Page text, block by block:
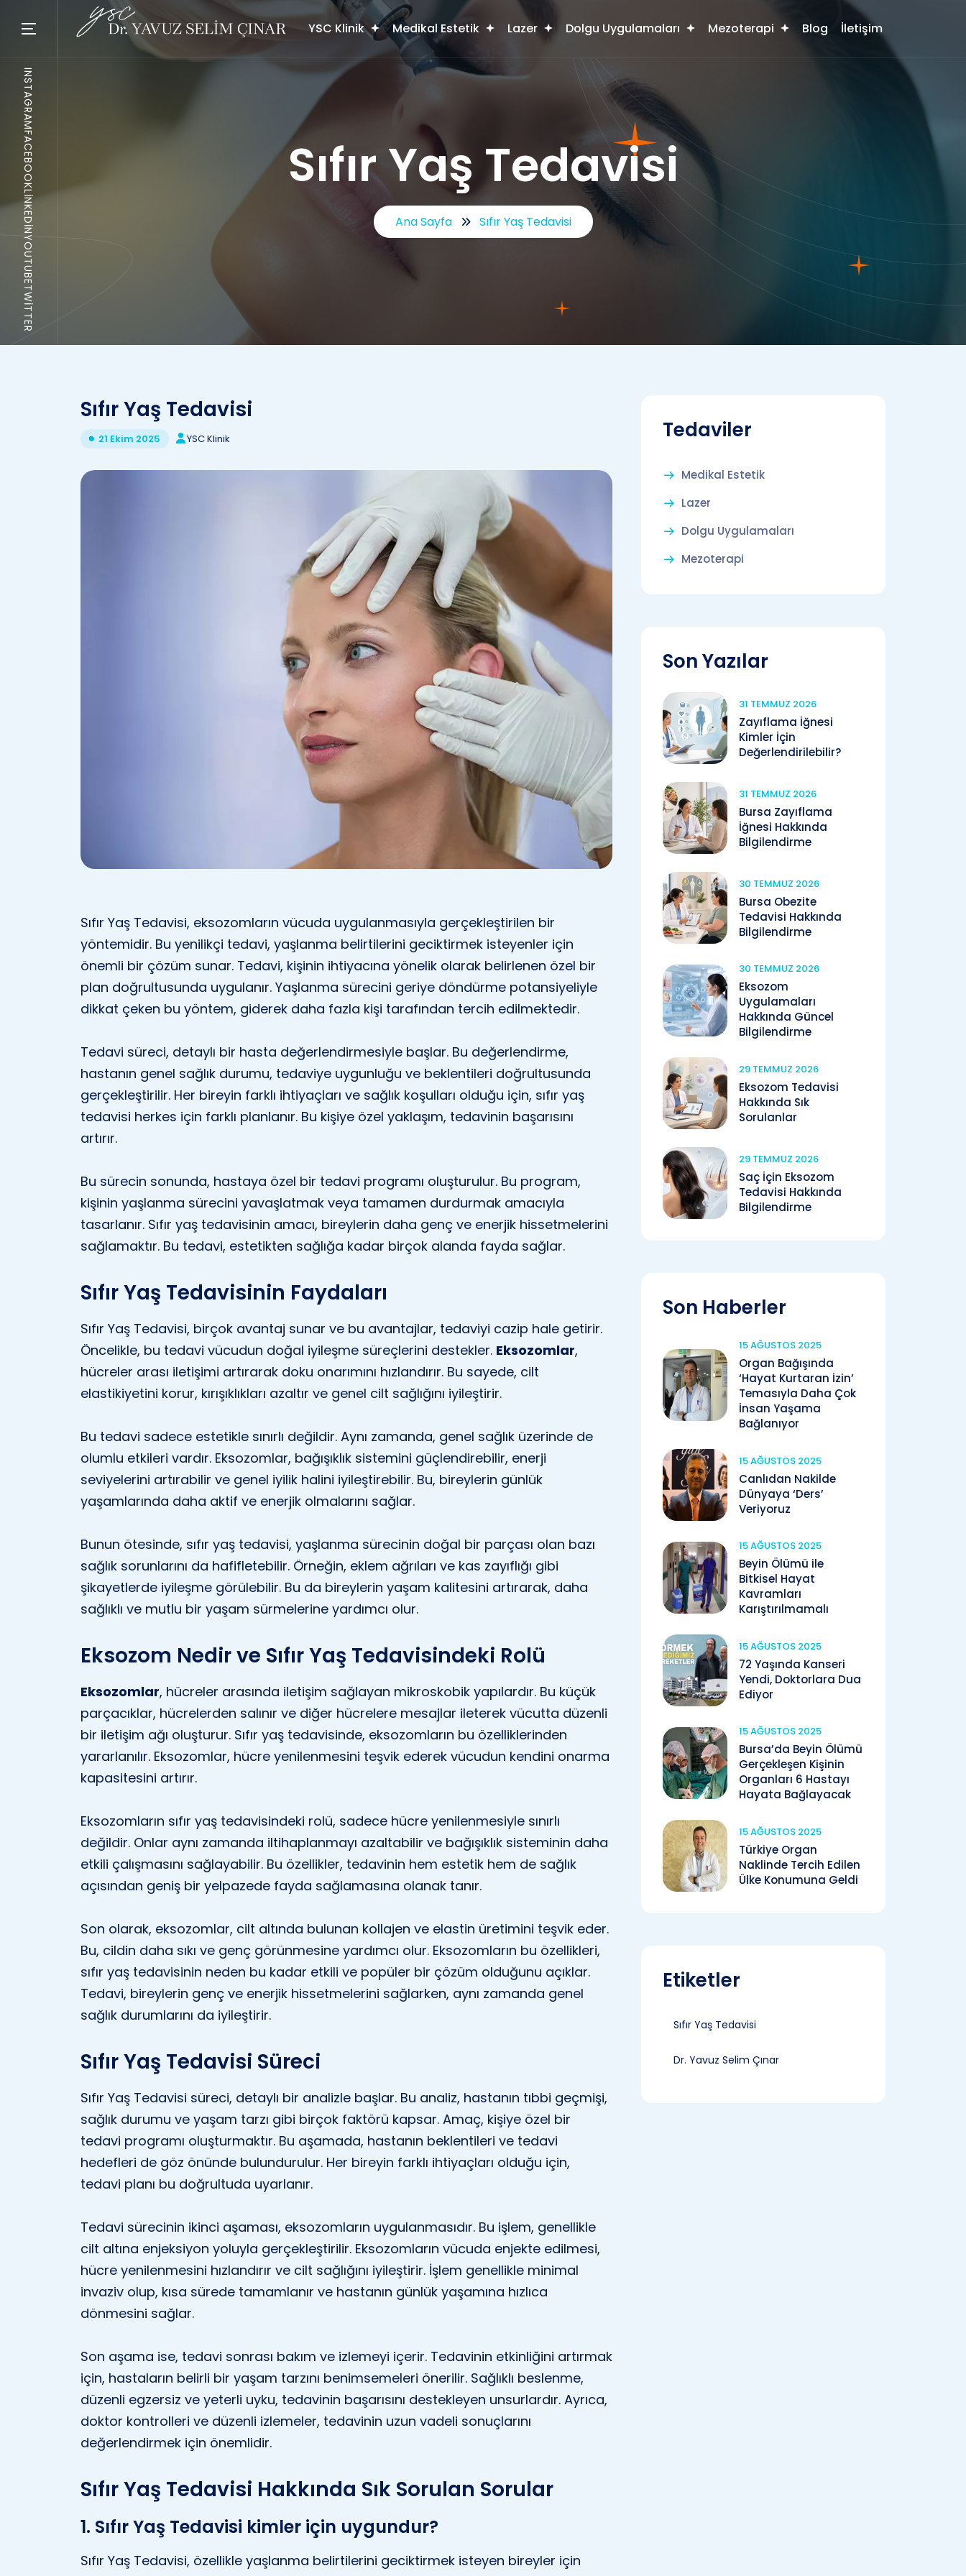
YSC Klinik Medikal Estetik Lazer Dolgu Uygulamaları Mezoterapi Blog İletişim
Sıfır Yaş Tedavisi
Ana Sayfa Sıfır Yaş Tedavisi
INSTAGRAM
FACEBOOK
LINKEDIN
YOUTUBE
TWITTER
Sıfır Yaş Tedavisi
21 Ekim 2025 YSC Klinik
Sıfır Yaş Tedavisi, eksozomların vücuda uygulanmasıyla gerçekleştirilen bir
yöntemidir. Bu yenilikçi tedavi, yaşlanma belirtilerini geciktirmek isteyenler için
önemli bir çözüm sunar. Tedavi, kişinin ihtiyacına yönelik olarak belirlenen özel bir
plan doğrultusunda uygulanır. Yaşlanma sürecini geriye döndürme potansiyeliyle
dikkat çeken bu yöntem, giderek daha fazla kişi tarafından tercih edilmektedir.
Tedavi süreci, detaylı bir hasta değerlendirmesiyle başlar. Bu değerlendirme,
hastanın genel sağlık durumu, tedaviye uygunluğu ve beklentileri doğrultusunda
gerçekleştirilir. Her bireyin farklı ihtiyaçları ve sağlık koşulları olduğu için, sıfır yaş
tedavisi herkes için farklı planlanır. Bu kişiye özel yaklaşım, tedavinin başarısını
artırır.
Bu sürecin sonunda, hastaya özel bir tedavi programı oluşturulur. Bu program,
kişinin yaşlanma sürecini yavaşlatmak veya tamamen durdurmak amacıyla
tasarlanır. Sıfır yaş tedavisinin amacı, bireylerin daha genç ve enerjik hissetmelerini
sağlamaktır. Bu tedavi, estetikten sağlığa kadar birçok alanda fayda sağlar.
Sıfır Yaş Tedavisinin Faydaları
Sıfır Yaş Tedavisi, birçok avantaj sunar ve bu avantajlar, tedaviyi cazip hale getirir.
Öncelikle, bu tedavi vücudun doğal iyileşme süreçlerini destekler. Eksozomlar,
hücreler arası iletişimi artırarak doku onarımını hızlandırır. Bu sayede, cilt
elastikiyetini korur, kırışıklıkları azaltır ve genel cilt sağlığını iyileştirir.
Bu tedavi sadece estetikle sınırlı değildir. Aynı zamanda, genel sağlık üzerinde de
olumlu etkileri vardır. Eksozomlar, bağışıklık sistemini güçlendirebilir, enerji
seviyelerini artırabilir ve genel iyilik halini iyileştirebilir. Bu, bireylerin günlük
yaşamlarında daha aktif ve enerjik olmalarını sağlar.
Bunun ötesinde, sıfır yaş tedavisi, yaşlanma sürecinin doğal bir parçası olan bazı
sağlık sorunlarını da hafifletebilir. Örneğin, eklem ağrıları ve kas zayıflığı gibi
şikayetlerde iyileşme görülebilir. Bu da bireylerin yaşam kalitesini artırarak, daha
sağlıklı ve mutlu bir yaşam sürmelerine yardımcı olur.
Eksozom Nedir ve Sıfır Yaş Tedavisindeki Rolü
Eksozomlar, hücreler arasında iletişim sağlayan mikroskobik yapılardır. Bu küçük
parçacıklar, hücrelerden salınır ve diğer hücrelere mesajlar ileterek vücutta düzenli
bir iletişim ağı oluşturur. Sıfır yaş tedavisinde, eksozomların bu özelliklerinden
yararlanılır. Eksozomlar, hücre yenilenmesini teşvik ederek vücudun kendini onarma
kapasitesini artırır.
Eksozomların sıfır yaş tedavisindeki rolü, sadece hücre yenilenmesiyle sınırlı
değildir. Onlar aynı zamanda iltihaplanmayı azaltabilir ve bağışıklık sisteminin daha
etkili çalışmasını sağlayabilir. Bu özellikler, tedavinin hem estetik hem de sağlık
açısından geniş bir yelpazede fayda sağlamasına olanak tanır.
Son olarak, eksozomlar, cilt altında bulunan kollajen ve elastin üretimini teşvik eder.
Bu, cildin daha sıkı ve genç görünmesine yardımcı olur. Eksozomların bu özellikleri,
sıfır yaş tedavisinin neden bu kadar etkili ve popüler bir çözüm olduğunu açıklar.
Tedavi, bireylerin genç ve enerjik hissetmelerini sağlarken, aynı zamanda genel
sağlık durumlarını da iyileştirir.
Sıfır Yaş Tedavisi Süreci
Sıfır Yaş Tedavisi süreci, detaylı bir analizle başlar. Bu analiz, hastanın tıbbi geçmişi,
sağlık durumu ve yaşam tarzı gibi birçok faktörü kapsar. Amaç, kişiye özel bir
tedavi programı oluşturmaktır. Bu aşamada, hastanın beklentileri ve tedavi
hedefleri de göz önünde bulundurulur. Her bireyin farklı ihtiyaçları olduğu için,
tedavi planı bu doğrultuda uyarlanır.
Tedavi sürecinin ikinci aşaması, eksozomların uygulanmasıdır. Bu işlem, genellikle
cilt altına enjeksiyon yoluyla gerçekleştirilir. Eksozomların vücuda enjekte edilmesi,
hücre yenilenmesini hızlandırır ve cilt sağlığını iyileştirir. İşlem genellikle minimal
invaziv olup, kısa sürede tamamlanır ve hastanın günlük yaşamına hızlıca
dönmesini sağlar.
Son aşama ise, tedavi sonrası bakım ve izlemeyi içerir. Tedavinin etkinliğini artırmak
için, hastaların belirli bir yaşam tarzını benimsemeleri önerilir. Sağlıklı beslenme,
düzenli egzersiz ve yeterli uyku, tedavinin başarısını destekleyen unsurlardır. Ayrıca,
doktor kontrolleri ve düzenli izlemeler, tedavinin uzun vadeli sonuçlarını
değerlendirmek için önemlidir.
Sıfır Yaş Tedavisi Hakkında Sık Sorulan Sorular
1. Sıfır Yaş Tedavisi kimler için uygundur?
Sıfır Yaş Tedavisi, özellikle yaşlanma belirtilerini geciktirmek isteyen bireyler için
Tedaviler
Medikal Estetik
Lazer
Dolgu Uygulamaları
Mezoterapi
Son Yazılar
31 TEMMUZ 2026
Zayıflama İğnesi
Kimler İçin
Değerlendirilebilir?
31 TEMMUZ 2026
Bursa Zayıflama
İğnesi Hakkında
Bilgilendirme
30 TEMMUZ 2026
Bursa Obezite
Tedavisi Hakkında
Bilgilendirme
30 TEMMUZ 2026
Eksozom
Uygulamaları
Hakkında Güncel
Bilgilendirme
29 TEMMUZ 2026
Eksozom Tedavisi
Hakkında Sık
Sorulanlar
29 TEMMUZ 2026
Saç İçin Eksozom
Tedavisi Hakkında
Bilgilendirme
Son Haberler
15 AĞUSTOS 2025
Organ Bağışında
‘Hayat Kurtaran İzin’
Temasıyla Daha Çok
İnsan Yaşama
Bağlanıyor
15 AĞUSTOS 2025
Canlıdan Nakilde
Dünyaya ‘Ders’
Veriyoruz
15 AĞUSTOS 2025
Beyin Ölümü ile
Bitkisel Hayat
Kavramları
Karıştırılmamalı
15 AĞUSTOS 2025
72 Yaşında Kanseri
Yendi, Doktorlara Dua
Ediyor
15 AĞUSTOS 2025
Bursa’da Beyin Ölümü
Gerçekleşen Kişinin
Organları 6 Hastayı
Hayata Bağlayacak
15 AĞUSTOS 2025
Türkiye Organ
Naklinde Tercih Edilen
Ülke Konumuna Geldi
Etiketler
Sıfır Yaş Tedavisi
Dr. Yavuz Selim Çınar